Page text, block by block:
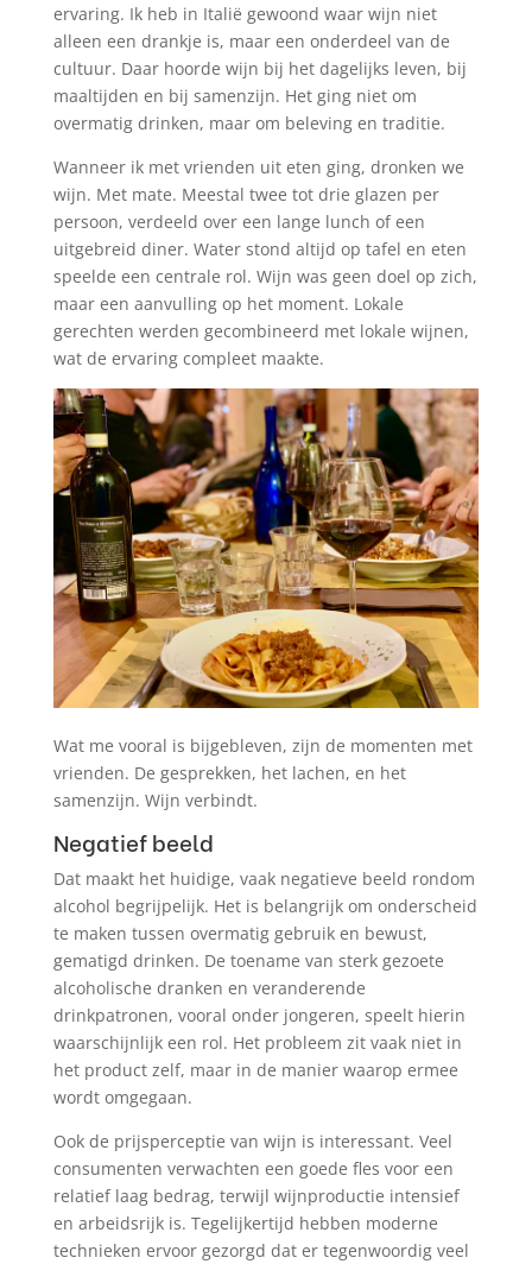
ervaring. Ik heb in Italië gewoond waar wijn niet
alleen een drankje is, maar een onderdeel van de
cultuur. Daar hoorde wijn bij het dagelijks leven, bij
maaltijden en bij samenzijn. Het ging niet om
overmatig drinken, maar om beleving en traditie.
Wanneer ik met vrienden uit eten ging, dronken we
wijn. Met mate. Meestal twee tot drie glazen per
persoon, verdeeld over een lange lunch of een
uitgebreid diner. Water stond altijd op tafel en eten
speelde een centrale rol. Wijn was geen doel op zich,
maar een aanvulling op het moment. Lokale
gerechten werden gecombineerd met lokale wijnen,
wat de ervaring compleet maakte.
Wat me vooral is bijgebleven, zijn de momenten met
vrienden. De gesprekken, het lachen, en het
samenzijn. Wijn verbindt.
Negatief beeld
Dat maakt het huidige, vaak negatieve beeld rondom
alcohol begrijpelijk. Het is belangrijk om onderscheid
te maken tussen overmatig gebruik en bewust,
gematigd drinken. De toename van sterk gezoete
alcoholische dranken en veranderende
drinkpatronen, vooral onder jongeren, speelt hierin
waarschijnlijk een rol. Het probleem zit vaak niet in
het product zelf, maar in de manier waarop ermee
wordt omgegaan.
Ook de prijsperceptie van wijn is interessant. Veel
consumenten verwachten een goede fles voor een
relatief laag bedrag, terwijl wijnproductie intensief
en arbeidsrijk is. Tegelijkertijd hebben moderne
technieken ervoor gezorgd dat er tegenwoordig veel